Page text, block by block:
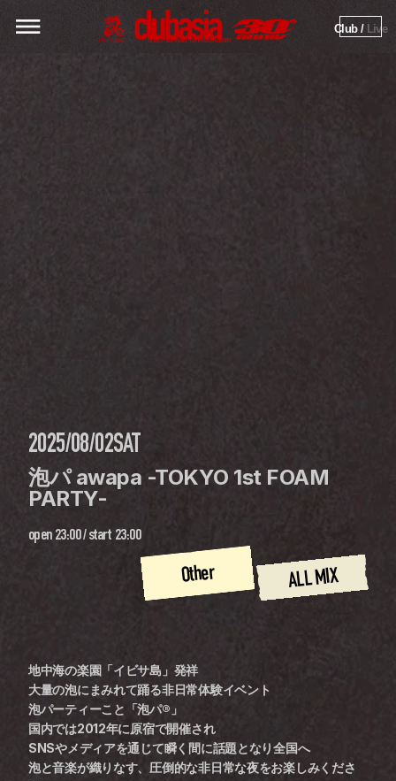
Club / Live
2025/08/02SAT
泡パ︎ awapa -TOKYO 1st FOAM
PARTY-
open 23:00 / start 23:00
ALL MIX
Other
地中海の楽園「イビサ島」発祥
大量の泡にまみれて踊る非日常体験イベント
泡パーティーこと「泡パ®」
国内では2012年に原宿で開催され
SNSやメディアを通じて瞬く間に話題となり全国へ
泡と音楽が織りなす、圧倒的な非日常な夜をお楽しみくださ